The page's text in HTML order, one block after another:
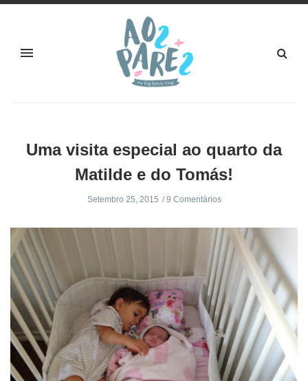
Uma visita especial ao quarto da
Matilde e do Tomás!
Setembro 25, 2015 9 Comentários